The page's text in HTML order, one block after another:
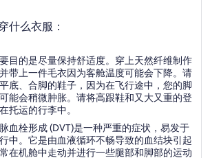
什么衣服：
目的是尽量保持舒适度。穿上天然纤维制作
带上一件毛衣因为客舱温度可能会下降。请
底、合脚的鞋子，因为在飞行途中，您的脚
能会稍微肿胀。请将高跟鞋和又大又重的登
托运的行李中。
血栓形成 (DVT)是一种严重的症状，易发于
中。它是由血液循环不畅导致的血结块引起
在机舱中走动并进行一些腿部和脚部的运动